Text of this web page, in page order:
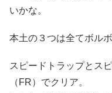
いかな。
本土の３つは全てボルボ
スピードトラップとス
（FR）でクリア。